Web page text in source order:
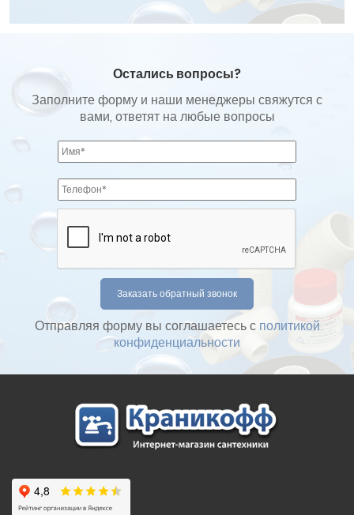
Остались вопросы?
Заполните форму и наши менеджеры свяжутся с
вами, ответят на любые вопросы
Отправляя форму вы соглашаетесь с политикой
конфиденциальности